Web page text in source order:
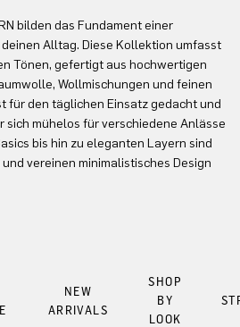
bilden das Fundament einer
Alltag. Diese Kollektion umfasst
Tönen, gefertigt aus hochwertigen
Wollmischungen und feinen
für den täglichen Einsatz gedacht und
sich mühelos für verschiedene Anlässe
bis hin zu eleganten Layern sind
vereinen minimalistisches Design
NEW
ARRIVALS
SHOP
BY
LOOK